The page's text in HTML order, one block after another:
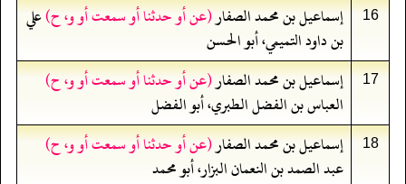
16 إسماعيل بن محمد الصفار(عن أو حدثنا أو سمعت أو و، ح)علي
بن داود التميمي، أبو الحسن
17 إسماعيل بن محمد الصفار(عن أو حدثنا أو سمعت أو و، ح)
العباس بن الفضل الطبري، أبو الفضل
18 إسماعيل بن محمد الصفار(عن أو حدثنا أو سمعت أو و، ح)
عبد الصمد بن النعمان البزار، أبو محمد